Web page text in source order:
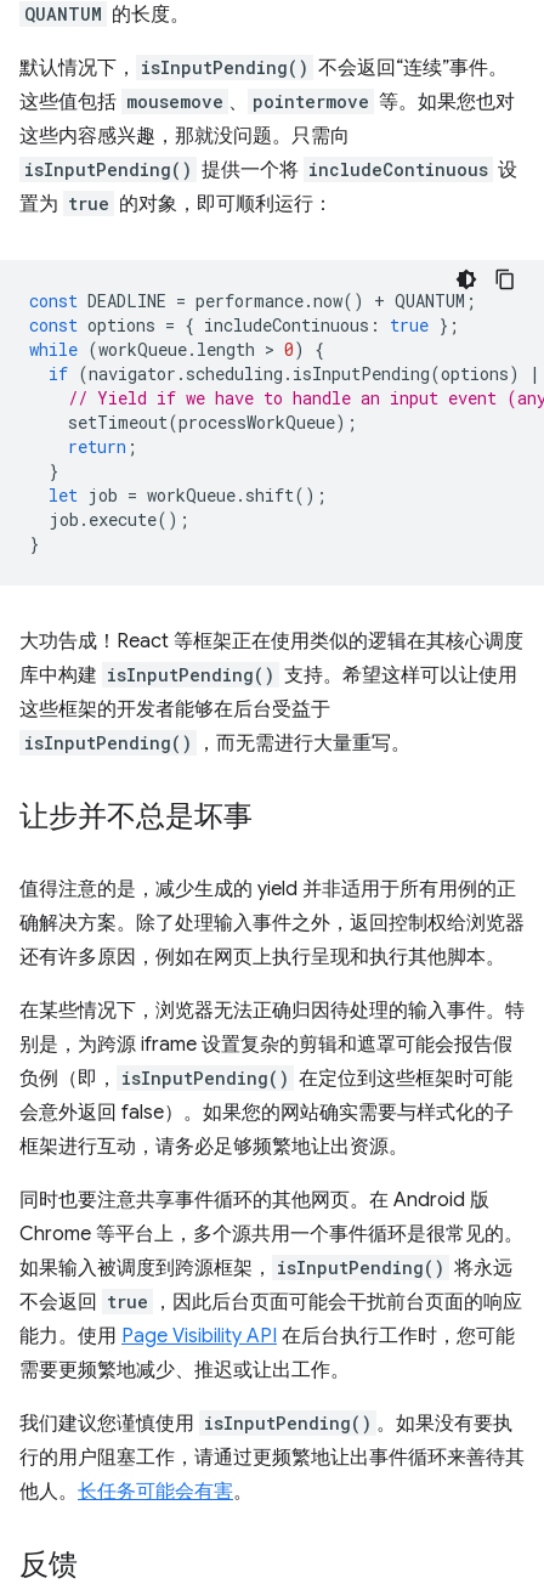
QUANTUM 的长度。
默认情况下， isInputPending() 不会返回“连续”事件。
这些值包括 mousemove 、 pointermove 等。如果您也对
这些内容感兴趣，那就没问题。只需向
isInputPending() 提供一个将 includeContinuous 设
置为 true 的对象，即可顺利运行：
const DEADLINE = performance.now() + QUANTUM ;
const options = { includeContinuous : true };
while (workQueue. length > 0)
{
if (navigator . scheduling . isInputPending(options)
// Yield if we have to handle an input event
setTimeout(processWorkQueue);
return ;
}
let job = workQueue. shift();
job . execute();
}
大功告成！React 等框架正在使用类似的逻辑在其核心调度
库中构建 isInputPending() 支持。希望这样可以让使用
这些框架的开发者能够在后台受益于
isInputPending() ，而无需进行大量重写。
让步并不总是坏事
值得注意的是，减少生成的 yield 并非适用于所有用例的正
确解决方案。除了处理输入事件之外，返回控制权给浏览器
还有许多原因，例如在网页上执行呈现和执行其他脚本。
在某些情况下，浏览器无法正确归因待处理的输入事件。特
别是，为跨源 iframe 设置复杂的剪辑和遮罩可能会报告假
负例（即，
isInputPending() 在定位到这些框架时可能
会意外返回 false）。如果您的网站确实需要与样式化的子
框架进行互动，请务必足够频繁地让出资源。
同时也要注意共享事件循环的其他网页。在 Android 版
Chrome 等平台上，多个源共用一个事件循环是很常见的。
如果输入被调度到跨源框架，
isInputPending() 将永远
不会返回 true
，因此后台页面可能会干扰前台页面的响应
能力。使用 Page Visibility API 在后台执行工作时，您可能
需要更频繁地减少、推迟或让出工作。
我们建议您谨慎使用 isInputPending() 。如果没有要执
行的用户阻塞工作，请通过更频繁地让出事件循环来善待其
他人。 长任务可能会有害。
反馈